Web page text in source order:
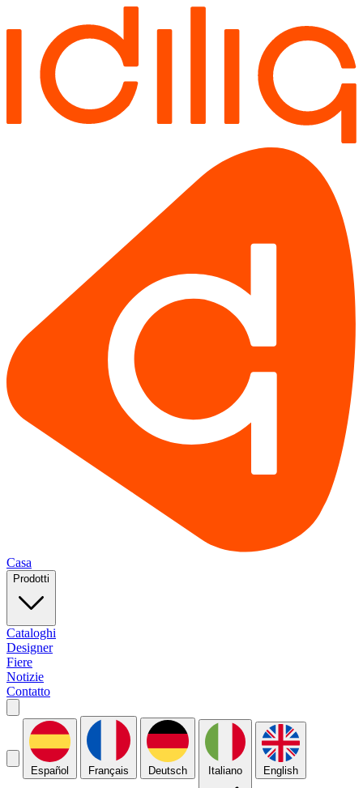
Casa
Prodotti
Cataloghi
Designer
Fiere
Notizie
Contatto
Español Français Deutsch Italiano English